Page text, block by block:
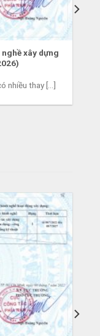
xây dựng
nhiều thay [...]